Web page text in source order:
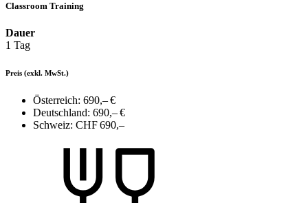
Classroom Training
Dauer
1 Tag
Preis (exkl. MwSt.)
Österreich: 690,– €
Deutschland: 690,– €
Schweiz: CHF 690,–